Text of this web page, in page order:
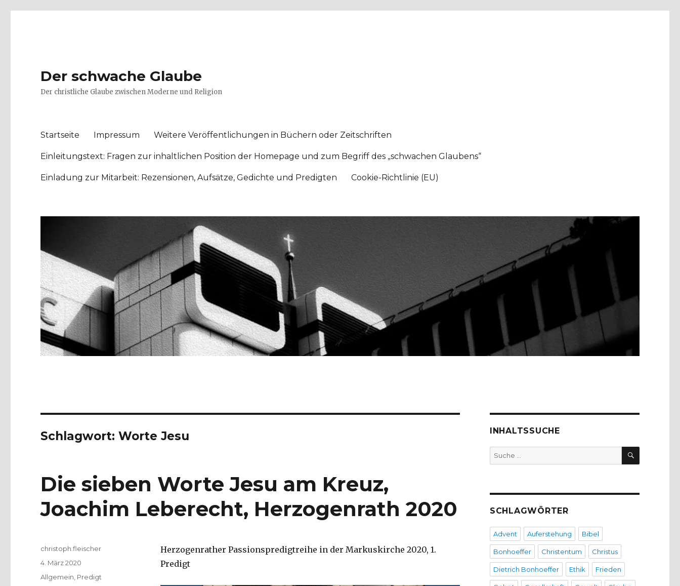
Der schwache Glaube
Der christliche Glaube zwischen Moderne und Religion
Startseite Impressum Weitere Veröffentlichungen in Büchern oder Zeitschriften
Einleitungstext: Fragen zur inhaltlichen Position der Homepage und zum Begriff des „schwachen Glaubens“
Einladung zur Mitarbeit: Rezensionen, Aufsätze, Gedichte und Predigten Cookie-Richtlinie (EU)
Schlagwort:Worte Jesu
Die sieben Worte Jesu am Kreuz,
Joachim Leberecht, Herzogenrath 2020
Herzogenrather Passionspredigtreihe in der Markuskirche 2020, 1.
Predigt
Autor
christoph.fleischer
Veröffentlicht
am
4. März 2020
Kategorien
Allgemein Predigt
INHALTSSUCHE
Suche
nach:
SUCHEN
SCHLAGWÖRTER
Advent Auferstehung Bibel
Bonhoeffer Christentum Christus
Dietrich Bonhoeffer Ethik Frieden